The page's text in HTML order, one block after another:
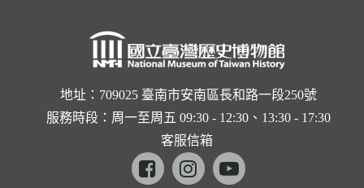
地址：709025 臺南市安南區長和路一段250號
服務時段：周一至周五 09:30 - 12:30、13:30 - 17:30
客服信箱
Facebookinstagramyoutube